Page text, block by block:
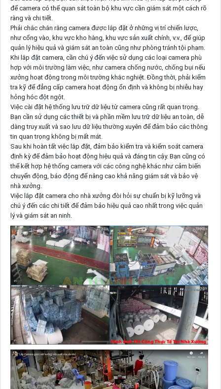
để camera có thể quan sát toàn bộ khu vực cần giám sát một cách rõ
ràng và chi tiết.
Phải chắc chắn rằng camera được lắp đặt ở những vị trí chiến lược,
như cổng vào, khu vực kho hàng, khu vực sản xuất chính, v.v., để giúp
quản lý hiệu quả và giám sát an toàn cũng như phòng tránh tội phạm.
Khi lắp đặt camera, cần chú ý đến việc sử dụng các loại camera phù
hợp với môi trường làm việc, như camera chống nước, chống bụi nếu
xưởng hoạt động trong môi trường khắc nghiệt. Đồng thời, phải kiểm
tra kỹ để đẳng cấp camera hoạt động ổn định và không bị nhiễu hay
hỏng hóc đột ngột.
Việc cài đặt hệ thống lưu trữ dữ liệu từ camera cũng rất quan trọng.
Bạn cần sử dụng các thiết bị và phần mềm lưu trữ dữ liệu an toàn, dễ
dàng truy xuất và sao lưu dữ liệu thường xuyên để đảm bảo các thông
tin quan trọng không bị mất mát.
Sau khi hoàn tất việc lắp đặt, đảm bảo kiểm tra và kiểm soát camera
định kỳ để đảm bảo hoạt động hiệu quả và đáng tin cậy. Bạn cũng có
thể kết hợp hệ thống camera với các công nghệ khác như cảm biến
chuyển động, báo động để nâng cao khả năng giám sát và bảo vệ
nhà xưởng.
Việc lắp đặt camera cho nhà xưởng đòi hỏi sự chuẩn bị kỹ lưỡng và
chú ý đến các chi tiết để đảm bảo hiệu quả cao nhất trong việc quản
lý và giám sát an ninh.